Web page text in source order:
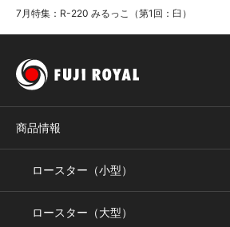
7月特集：R-220 みるっこ（第1回：臼）
商品情報
ロースター（小型）
ロースター（大型）